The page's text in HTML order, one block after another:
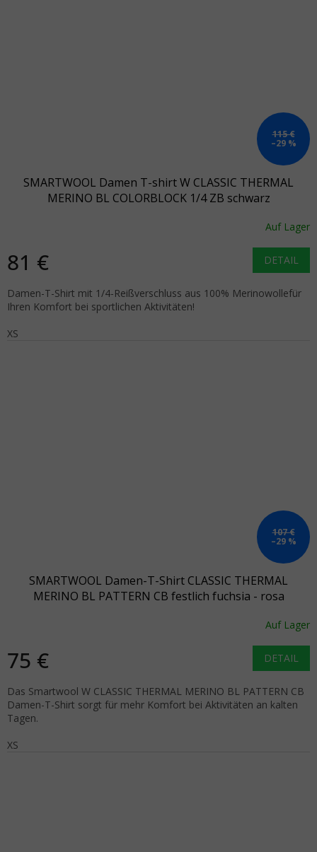
115 €
–29 %
SMARTWOOL Damen T-shirt W CLASSIC THERMAL
MERINO BL COLORBLOCK 1/4 ZB schwarz
Auf Lager
81 € DETAIL
Damen-T-Shirt mit 1/4-Reißverschluss aus 100% Merinowollefür
Ihren Komfort bei sportlichen Aktivitäten!
XS
107 €
–29 %
SMARTWOOL Damen-T-Shirt CLASSIC THERMAL
MERINO BL PATTERN CB festlich fuchsia - rosa
Auf Lager
75 € DETAIL
Das Smartwool W CLASSIC THERMAL MERINO BL PATTERN CB
Damen-T-Shirt sorgt für mehr Komfort bei Aktivitäten an kalten
Tagen.
XS